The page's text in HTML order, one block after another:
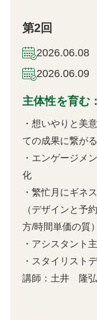
第2回
2026.06.08
2026.06.09
主体性を育む
・想いやりと美
ての成果に繋がる
・エンゲージメ
化
・繁忙月にギネ
（デザインと予
方/時間単価の質）
・アシスタント
・スタイリスト
講師：土井 隆弘